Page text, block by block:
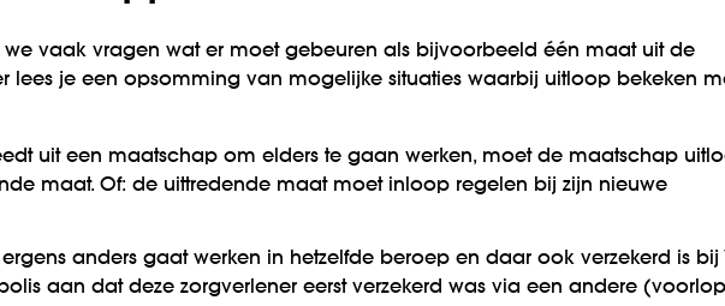
vaak vragen wat er moet gebeuren als bijvoorbeeld één maat uit de
lees je een opsomming van mogelijke situaties waarbij uitloop bekeken
uit een maatschap om elders te gaan werken, moet de maatschap
maat. Of: de uittredende maat moet inloop regelen bij zijn nieuwe
anders gaat werken in hetzelfde beroep en daar ook verzekerd is bij
aan dat deze zorgverlener eerst verzekerd was via een andere